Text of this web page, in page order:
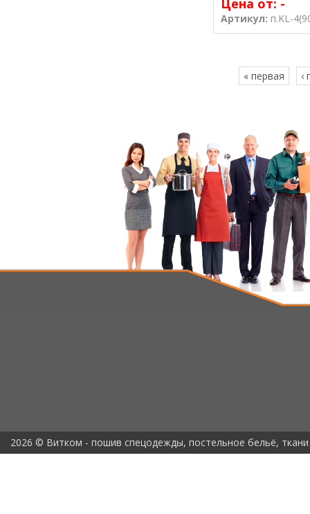
Цена от: -
Артикул: п.KL-
« первая ‹
2026 © Витком - пошив спецодежды, постельное бельё, ткани